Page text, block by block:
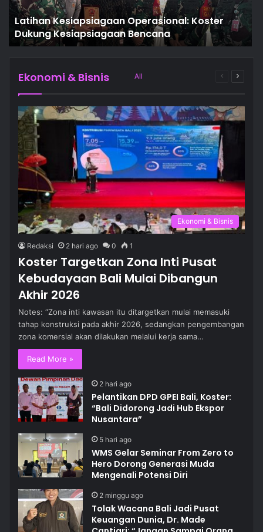
Latihan Kesiapsiagaan Operasional: Koster
Dukung Kesiapsiagaan Bencana
Ekonomi & Bisnis
All
Previous
Ekonomi & Bisnis
Redaksi 2 hari ago 0 1
Koster Targetkan Zona Inti Pusat
Kebudayaan Bali Mulai Dibangun
Akhir 2026
Notes: “Zona inti kawasan itu ditargetkan mulai memasuki
tahap konstruksi pada akhir 2026, sedangkan pengembangan
zona komersial akan dilakukan melalui kerja sama…
Read More »
2 hari ago
Pelantikan DPD GPEI Bali, Koster:
“Bali Didorong Jadi Hub Ekspor
Nusantara”
5 hari ago
WMS Gelar Seminar From Zero to
Hero Dorong Generasi Muda
Mengenali Potensi Diri
2 minggu ago
Tolak Wacana Bali Jadi Pusat
Keuangan Dunia, Dr. Made